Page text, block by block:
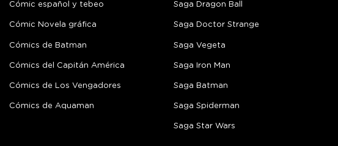
Cómic español y tebeo
Cómic Novela gráfica
Cómics de Batman
Cómics del Capitán América
Cómics de Los Vengadores
Cómics de Aquaman
Saga Dragon Ball
Saga Doctor Strange
Saga Vegeta
Saga Iron Man
Saga Batman
Saga Spiderman
Saga Star Wars